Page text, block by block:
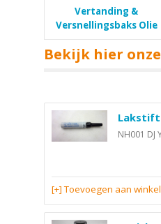
Vertanding &
Versnellingsbaks Olie
Bekijk hier
Lakstift
NH001 DJ
[+] Toevoegen aan